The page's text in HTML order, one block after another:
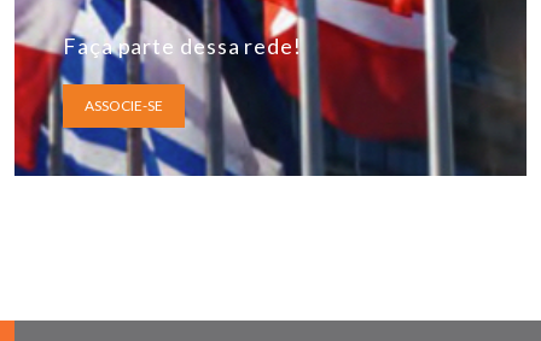
Faça parte dessa rede!
ASSOCIE-SE